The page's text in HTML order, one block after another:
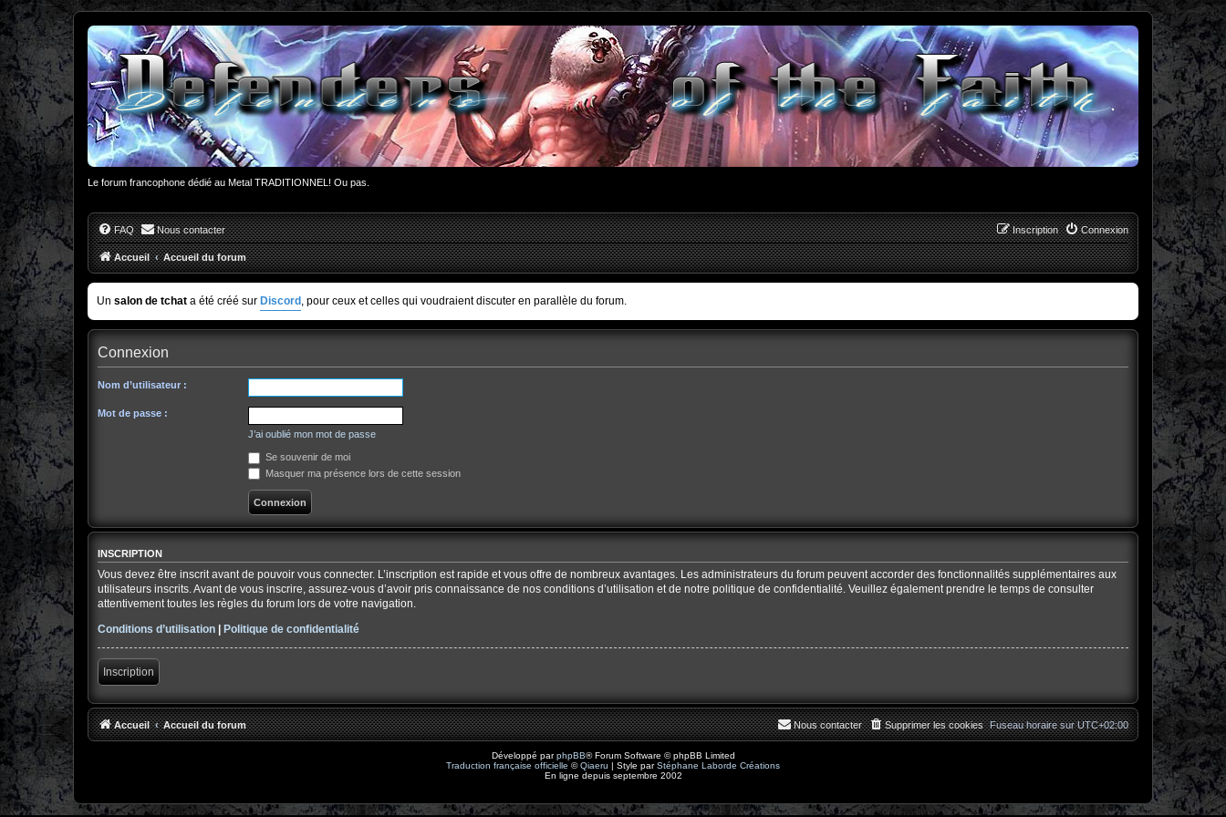
Le forum francophone dédié au Metal TRADITIONNEL! Ou pas.
FAQ Nous contacter Connexion
Inscription
Accueil Accueil du forum
Un salon de tchat a été créé sur Discord , pour ceux et celles qui voudraient discuter en parallèle du forum.
Connexion
Nom d’utilisateur :
Mot de passe :
J’ai oublié mon mot de passe
Se souvenir de moi
Masquer ma présence lors de cette session
INSCRIPTION
Vous devez être inscrit avant de pouvoir vous connecter. L’inscription est rapide et vous offre de nombreux avantages. Les administrateurs du forum peuvent accorder des fonctionnalités supplémentaires aux
utilisateurs inscrits. Avant de vous inscrire, assurez-vous d’avoir pris connaissance de nos conditions d’utilisation et de notre politique de confidentialité. Veuillez également prendre le temps de consulter
attentivement toutes les règles du forum lors de votre navigation.
Conditions d’utilisation
Politique de confidentialité
Inscription
Accueil Accueil du forum Fuseau horaire surUTC+02:00
Supprimer les cookies
Nous contacter
Développé parphpBB® Forum Software © phpBB Limited
Traduction française officielle ©Qiaeru | Style parStéphane Laborde Créations
En ligne depuis septembre 2002